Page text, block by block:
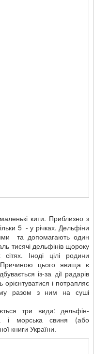
кити. Приблизно з
5 - у річках. Дельфіни
та допомагають один
тисячі дельфінів щороку
Іноді цілі родини
Причиною цього явища є
із-за дії радарів
і потрапляє
разом з ним на суші
три види: дельфін-
і морська свиня (або
книги України.